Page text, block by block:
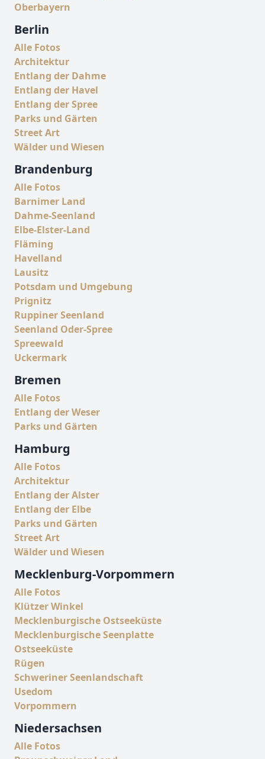
Oberbayern
Berlin
Alle Fotos
Architektur
Entlang der Dahme
Entlang der Havel
Entlang der Spree
Parks und Gärten
Street Art
Wälder und Wiesen
Brandenburg
Alle Fotos
Barnimer Land
Dahme-Seenland
Elbe-Elster-Land
Fläming
Havelland
Lausitz
Potsdam und Umgebung
Prignitz
Ruppiner Seenland
Seenland Oder-Spree
Spreewald
Uckermark
Bremen
Alle Fotos
Entlang der Weser
Parks und Gärten
Hamburg
Alle Fotos
Architektur
Entlang der Alster
Entlang der Elbe
Parks und Gärten
Street Art
Wälder und Wiesen
Mecklenburg-Vorpommern
Alle Fotos
Klützer Winkel
Mecklenburgische Ostseeküste
Mecklenburgische Seenplatte
Ostseeküste
Rügen
Schweriner Seenlandschaft
Usedom
Vorpommern
Niedersachsen
Alle Fotos